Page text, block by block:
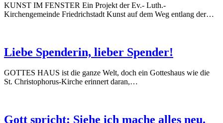
KUNST IM FENSTER Ein Projekt der Ev.- Luth.-
Kirchengemeinde Friedrichstadt Kunst auf dem Weg entlang der…
Liebe Spenderin, lieber Spender!
GOTTES HAUS ist die ganze Welt, doch ein Gotteshaus wie die
St. Christophorus-Kirche erinnert daran,…
Gott spricht: Siehe ich mache alles neu.